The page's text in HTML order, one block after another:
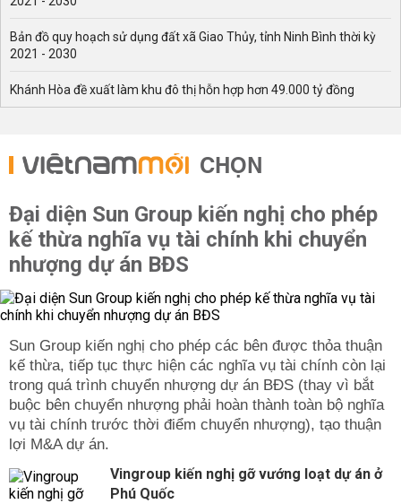
Bản đồ quy hoạch sử dụng đất xã Giao Thủy, tỉnh Ninh Bình thời kỳ
2021 - 2030
Khánh Hòa đề xuất làm khu đô thị hỗn hợp hơn 49.000 tỷ đồng
CHỌN
Đại diện Sun Group kiến nghị cho phép
kế thừa nghĩa vụ tài chính khi chuyển
nhượng dự án BĐS
Sun Group kiến nghị cho phép các bên được thỏa thuận
kế thừa, tiếp tục thực hiện các nghĩa vụ tài chính còn lại
trong quá trình chuyển nhượng dự án BĐS (thay vì bắt
buộc bên chuyển nhượng phải hoàn thành toàn bộ nghĩa
vụ tài chính trước thời điểm chuyển nhượng), tạo thuận
lợi M&A dự án.
Vingroup kiến nghị gỡ vướng loạt dự án ở
Phú Quốc